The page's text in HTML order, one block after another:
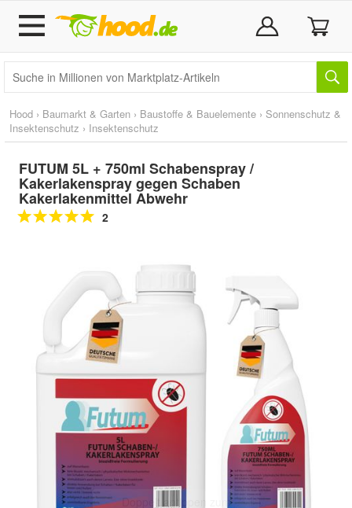
Hood › Baumarkt & Garten › Baustoffe & Bauelemente › Sonnenschutz &
Insektenschutz › Insektenschutz
FUTUM 5L + 750ml Schabenspray /
Kakerlakenspray gegen Schaben
Kakerlakenmittel Abwehr
2
Doppelt antippen zum